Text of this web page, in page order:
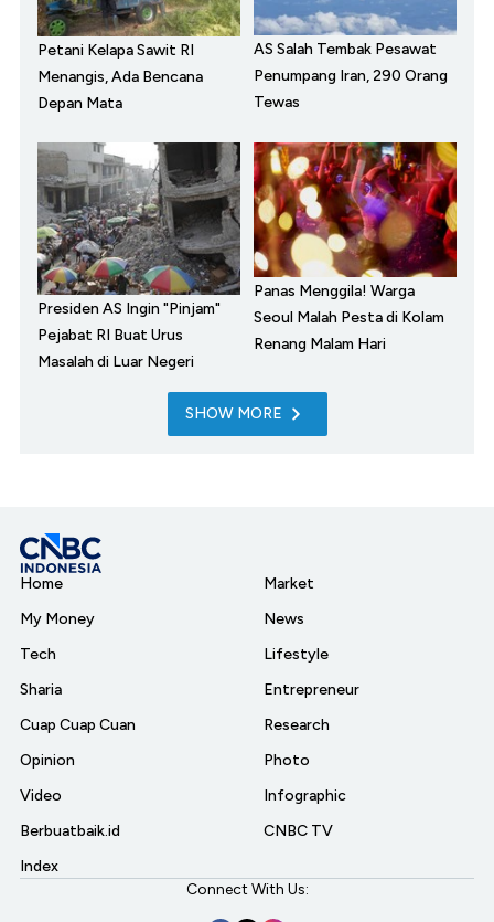
Petani Kelapa Sawit RI
Menangis, Ada Bencana
Depan Mata
AS Salah Tembak Pesawat
Penumpang Iran, 290 Orang
Tewas
Presiden AS Ingin "Pinjam"
Pejabat RI Buat Urus
Masalah di Luar Negeri
Panas Menggila! Warga
Seoul Malah Pesta di Kolam
Renang Malam Hari
SHOW MORE
Home
My Money
Tech
Sharia
Cuap Cuap Cuan
Opinion
Video
Berbuatbaik.id
Index
Market
News
Lifestyle
Entrepreneur
Research
Photo
Infographic
CNBC TV
Connect With Us: